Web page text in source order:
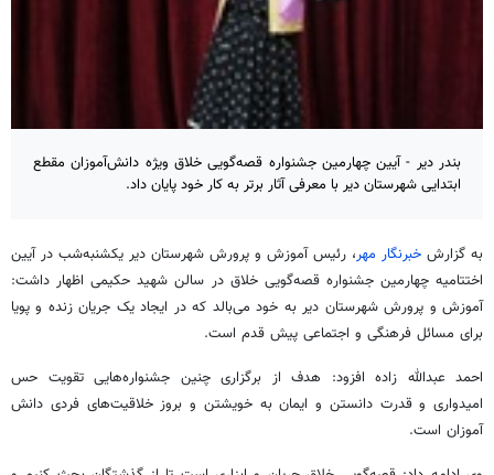
بندر دیر - آیین چهارمین جشنواره قصه‌گویی خلاق ویژه دانش‌آموزان مقطع
ابتدایی شهرستان دیر با معرفی آثار برتر به کار خود پایان داد.
به گزارش خبرنگار مهر، رئیس آموزش و پرورش شهرستان دیر یکشنبه‌شب در آیین
اختتامیه چهارمین جشنواره قصه‌گویی خلاق در سالن شهید حکیمی اظهار داشت:
آموزش و پرورش شهرستان دیر به خود می‌بالد که در ایجاد یک جریان زنده و پویا
برای مسائل فرهنگی و اجتماعی پیش قدم است.
احمد عبدالله زاده افزود: هدف از برگزاری چنین جشنواره‌هایی تقویت حس
امیدواری و قدرت دانستن و ایمان به خویشتن و بروز خلاقیت‌های فردی دانش
آموزان است.